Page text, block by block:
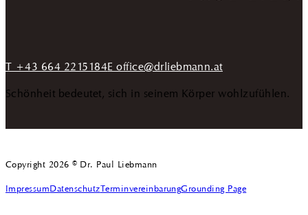
T +43 664 2215184E office@drliebmann.at
Schönheit bedeutet, sich in seinem Körper wohlzufühlen.
Copyright 2026 © Dr. Paul Liebmann
ImpressumDatenschutzTerminvereinbarungGrounding Page